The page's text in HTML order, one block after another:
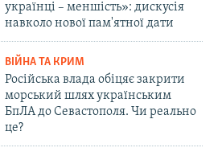
українці – меншість»: дискусія
навколо нової пам'ятної дати
ВІЙНА ТА КРИМ
Російська влада обіцяє закрити
морський шлях українським
БпЛА до Севастополя. Чи реально
це?